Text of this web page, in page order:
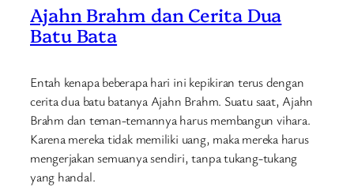
Ajahn Brahm dan Cerita Dua
Batu Bata
Entah kenapa beberapa hari ini kepikiran terus dengan
cerita dua batu batanya Ajahn Brahm. Suatu saat, Ajahn
Brahm dan teman-temannya harus membangun vihara.
Karena mereka tidak memiliki uang, maka mereka harus
mengerjakan semuanya sendiri, tanpa tukang-tukang
yang handal.